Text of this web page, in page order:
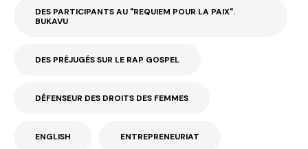
DES PARTICIPANTS AU "REQUIEM POUR LA PAIX".
BUKAVU
DES PRÉJUGÉS SUR LE RAP GOSPEL
DÉFENSEUR DES DROITS DES FEMMES
ENGLISH ENTREPRENEURIAT